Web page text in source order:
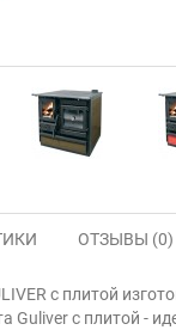
ОТЗЫВЫ (0)
с плитой
Guliver с плитой -